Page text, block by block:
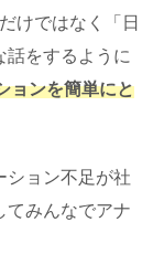
けではなく「日
話をするように
ョンを簡単にと
ション不足が社
てみんなでアナ